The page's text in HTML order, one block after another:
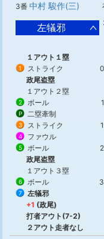
3番 中村 駿作(三)
左犠邪
１アウト１塁
1 ストライク
政尾盗塁
１アウト２塁
2 ボール
P 二塁牽制
3 ストライク
4 ファウル
5 ボール
政尾盗塁
１アウト３塁
6 ボール
7
左犠邪
+1 (政尾)
打者アウト(7-2)
２アウト走者なし